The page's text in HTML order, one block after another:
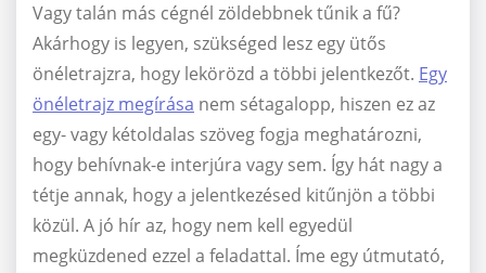
Vagy talán más cégnél zöldebbnek tűnik a fű?
Akárhogy is legyen, szükséged lesz egy ütős
önéletrajzra, hogy lekörözd a többi jelentkezőt. Egy
önéletrajz megírása nem sétagalopp, hiszen ez az
egy- vagy kétoldalas szöveg fogja meghatározni,
hogy behívnak-e interjúra vagy sem. Így hát nagy a
tétje annak, hogy a jelentkezésed kitűnjön a többi
közül. A jó hír az, hogy nem kell egyedül
megküzdened ezzel a feladattal. Íme egy útmutató,